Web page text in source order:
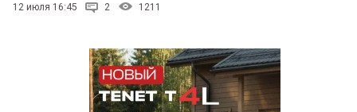
12 июля 16:45 2 1211